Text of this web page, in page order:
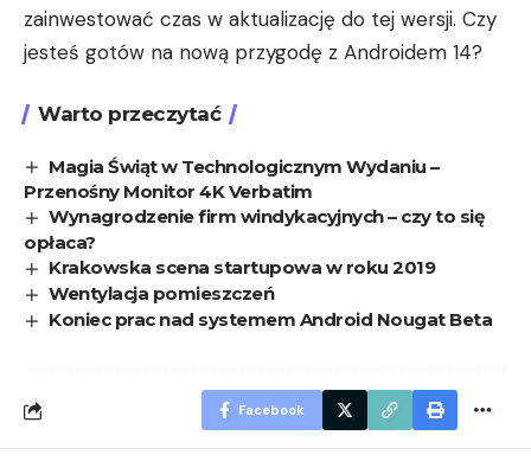
zainwestować czas w aktualizację do tej wersji. Czy
jesteś gotów na nową przygodę z Androidem 14?
Warto przeczytać
Magia Świąt w Technologicznym Wydaniu –
Przenośny Monitor 4K Verbatim
Wynagrodzenie firm windykacyjnych – czy to się
opłaca?
Krakowska scena startupowa w roku 2019
Wentylacja pomieszczeń
Koniec prac nad systemem Android Nougat Beta
Facebook